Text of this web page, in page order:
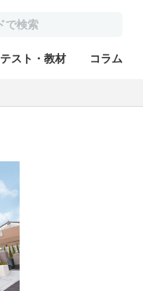
テスト・教材 コラム